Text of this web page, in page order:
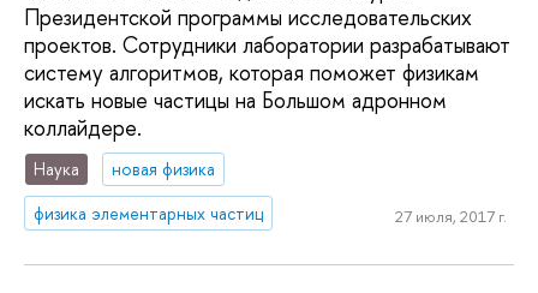
Президентской программы исследовательских
проектов. Сотрудники лаборатории разрабатывают
систему алгоритмов, которая поможет физикам
искать новые частицы на Большом адронном
коллайдере.
Наука
новая физика
физика элементарных частиц
27 июля, 2017 г.